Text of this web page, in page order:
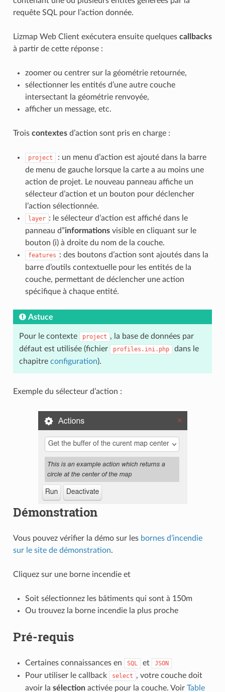
requête SQL pour l’action donnée.
Lizmap Web Client exécutera ensuite quelques callbacks
à partir de cette réponse :
zoomer ou centrer sur la géométrie retournée,
sélectionner les entités d’une autre couche
intersectant la géométrie renvoyée,
afficher un message, etc.
Trois contextesd’action sont pris en charge :
project
: un menu d’action est ajouté dans la barre
de menu de gauche lorsque la carte a au moins une
action de projet. Le nouveau panneau affiche un
sélecteur d’action et un bouton pour déclencher
l’action sélectionnée.
layer : le sélecteur d’action est affiché dans le
panneau d”informationsvisible en cliquant sur le
bouton (i) à droite du nom de la couche.
features : des boutons d’action sont ajoutés dans la
barre d’outils contextuelle pour les entités de la
couche, permettant de déclencher une action
spécifique à chaque entité.
Astuce
Pour le contexte project , la base de données par
défaut est utilisée (fichier
profiles.ini.php
dans le
chapitre configuration).
Exemple du sélecteur d’action :
Démonstration
Vous pouvez vérifier la démo sur les bornes d’incendie
sur le site de démonstration.
Cliquez sur une borne incendie et
Soit sélectionnez les bâtiments qui sont à 150m
Ou trouvez la borne incendie la plus proche
Pré-requis
Certaines connaissances en SQL et JSON
Pour utiliser le callback select , votre couche doit
avoir la sélectionactivée pour la couche. Voir Table